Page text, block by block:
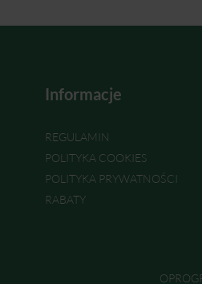
Informacje
REGULAMIN
POLITYKA COOKIES
POLITYKA PRYWATNOŚCI
RABATY